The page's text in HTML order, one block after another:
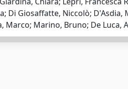
Giosaffatte, Niccolò; D'Asdia,
Marco; Marino, Bruno; De Luca,